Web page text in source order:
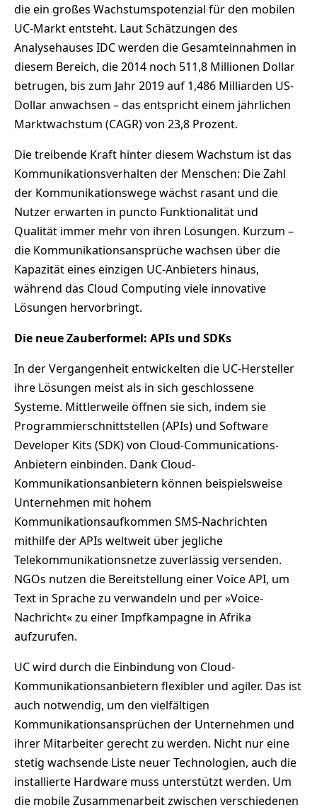
die ein großes Wachstumspotenzial für den mobilen
UC-Markt entsteht. Laut Schätzungen des
Analysehauses IDC werden die Gesamteinnahmen in
diesem Bereich, die 2014 noch 511,8 Millionen Dollar
betrugen, bis zum Jahr 2019 auf 1,486 Milliarden US-
Dollar anwachsen – das entspricht einem jährlichen
Marktwachstum (CAGR) von 23,8 Prozent.
Die treibende Kraft hinter diesem Wachstum ist das
Kommunikationsverhalten der Menschen: Die Zahl
der Kommunikationswege wächst rasant und die
Nutzer erwarten in puncto Funktionalität und
Qualität immer mehr von ihren Lösungen. Kurzum –
die Kommunikationsansprüche wachsen über die
Kapazität eines einzigen UC-Anbieters hinaus,
während das Cloud Computing viele innovative
Lösungen hervorbringt.
Die neue Zauberformel: APIs und SDKs
In der Vergangenheit entwickelten die UC-Hersteller
ihre Lösungen meist als in sich geschlossene
Systeme. Mittlerweile öffnen sie sich, indem sie
Programmierschnittstellen (APIs) und Software
Developer Kits (SDK) von Cloud-Communications-
Anbietern einbinden. Dank Cloud-
Kommunikationsanbietern können beispielsweise
Unternehmen mit hohem
Kommunikationsaufkommen SMS-Nachrichten
mithilfe der APIs weltweit über jegliche
Telekommunikationsnetze zuverlässig versenden.
NGOs nutzen die Bereitstellung einer Voice API, um
Text in Sprache zu verwandeln und per »Voice-
Nachricht« zu einer Impfkampagne in Afrika
aufzurufen.
UC wird durch die Einbindung von Cloud-
Kommunikationsanbietern flexibler und agiler. Das ist
auch notwendig, um den vielfältigen
Kommunikationsansprüchen der Unternehmen und
ihrer Mitarbeiter gerecht zu werden. Nicht nur eine
stetig wachsende Liste neuer Technologien, auch die
installierte Hardware muss unterstützt werden. Um
die mobile Zusammenarbeit zwischen verschiedenen